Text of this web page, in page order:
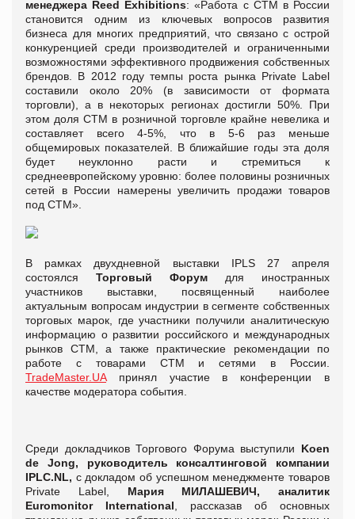
менеджера Reed Exhibitions: «Работа с СТМ в России
становится одним из ключевых вопросов развития
бизнеса для многих предприятий, что связано с острой
конкуренцией среди производителей и ограниченными
возможностями эффективного продвижения собственных
брендов. В 2012 году темпы роста рынка Private Label
составили около 20% (в зависимости от формата
торговли), а в некоторых регионах достигли 50%. При
этом доля СТМ в розничной торговле крайне невелика и
составляет всего 4-5%, что в 5-6 раз меньше
общемировых показателей. В ближайшие годы эта доля
будет неуклонно расти и стремиться к
среднеевропейскому уровню: более половины розничных
сетей в России намерены увеличить продажи товаров
под СТМ».
В рамках двухдневной выставки IPLS 27 апреля
состоялся Торговый Форум для иностранных
участников выставки, посвященный наиболее
актуальным вопросам индустрии в сегменте собственных
торговых марок, где участники получили аналитическую
информацию о развитии российского и международных
рынков СТМ, а также практические рекомендации по
работе с товарами СТМ и сетями в России.
TradeMaster.UAпринял участие в конференции в
качестве модератора события.
Среди докладчиков Торгового Форума выступили Koen
de Jong, руководитель консалтинговой компании
IPLC.NL, с докладом об успешном менеджменте товаров
Private Label, Мария МИЛАШЕВИЧ, аналитик
Euromonitor International , рассказав об основных